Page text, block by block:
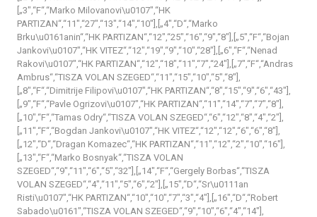
[„3″,“F“,“Marko Milovanovi\u0107″,“HK
PARTIZAN“,“11″,“27″,“13″,“14″,“10″],[„4″,“D“,“Marko
Brku\u0161anin“,“HK PARTIZAN“,“12″,“25″,“16″,“9″,“8″],[„5″,“F“,“Bojan
Jankovi\u0107″,“HK VITEZ“,“12″,“19″,“9″,“10″,“28″],[„6″,“F“,“Nenad
Rakovi\u0107″,“HK PARTIZAN“,“12″,“18″,“11″,“7″,“24″],[„7″,“F“,“Andras
Ambrus“,“TISZA VOLAN SZEGED“,“11″,“15″,“10″,“5″,“8″],
[„8″,“F“,“Dimitrije Filipovi\u0107″,“HK PARTIZAN“,“8″,“15″,“9″,“6″,“43″],
[„9″,“F“,“Pavle Ogrizovi\u0107″,“HK PARTIZAN“,“11″,“14″,“7″,“7″,“8″],
[„10″,“F“,“Tamas Odry“,“TISZA VOLAN SZEGED“,“6″,“12″,“8″,“4″,“2″],
[„11″,“F“,“Bogdan Jankovi\u0107″,“HK VITEZ“,“12″,“12″,“6″,“6″,“8″],
[„12″,“D“,“Dragan Komazec“,“HK PARTIZAN“,“11″,“12″,“2″,“10″,“16″],
[„13″,“F“,“Marko Bosnyak“,“TISZA VOLAN
SZEGED“,“9″,“11″,“6″,“5″,“32″],[„14″,“F“,“Gergely Borbas“,“TISZA
VOLAN SZEGED“,“4″,“11″,“5″,“6″,“2″],[„15″,“D“,“Sr\u0111an
Risti\u0107″,“HK PARTIZAN“,“10″,“10″,“7″,“3″,“4″],[„16″,“D“,“Robert
Sabado\u0161″,“TISZA VOLAN SZEGED“,“9″,“10″,“6″,“4″,“14″],